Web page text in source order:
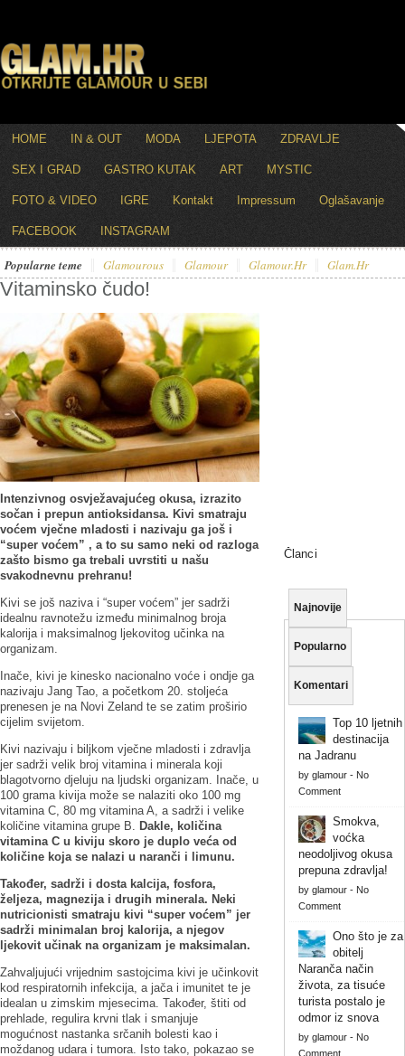
HOME IN & OUT MODA LJEPOTA ZDRAVLJE
SEX I GRAD GASTRO KUTAK ART MYSTIC
FOTO & VIDEO IGRE Kontakt Impressum Oglašavanje
FACEBOOK INSTAGRAM
Popularne teme Glamourous Glamour Glamour.hr Glam.hr
Vitaminsko čudo!
Intenzivnog osvježavajućeg okusa, izrazito
sočan i prepun antioksidansa. Kivi smatraju
voćem vječne mladosti i nazivaju ga još i
“super voćem” , a to su samo neki od razloga
zašto bismo ga trebali uvrstiti u našu
svakodnevnu prehranu!
Kivi se još naziva i “super voćem” jer sadrži
idealnu ravnotežu između minimalnog broja
kalorija i maksimalnog ljekovitog učinka na
organizam.
Inače, kivi je kinesko nacionalno voće i ondje ga
nazivaju Jang Tao, a početkom 20. stoljeća
prenesen je na Novi Zeland te se zatim proširio
cijelim svijetom.
Kivi nazivaju i biljkom vječne mladosti i zdravlja
jer sadrži velik broj vitamina i minerala koji
blagotvorno djeluju na ljudski organizam. Inače, u
100 grama kivija može se nalaziti oko 100 mg
vitamina C, 80 mg vitamina A, a sadrži i velike
količine vitamina grupe B.
Dakle, količina
vitamina C u kiviju skoro je duplo veća od
količine koja se nalazi u naranči i limunu.
Također, sadrži i dosta kalcija, fosfora,
željeza, magnezija i drugih minerala. Neki
nutricionisti smatraju kivi “super voćem” jer
sadrži minimalan broj kalorija, a njegov
ljekovit učinak na organizam je maksimalan.
Zahvaljujući vrijednim sastojcima kivi je učinkovit
kod respiratornih infekcija, a jača i imunitet te je
idealan u zimskim mjesecima. Također, štiti od
prehlade, regulira krvni tlak i smanjuje
mogućnost nastanka srčanih bolesti kao i
moždanog udara i tumora. Isto tako, pokazao se
Članci
Najnovije
Popularno
Komentari
Top 10 ljetnih
destinacija
na Jadranu
by glamour- No
Comment
Smokva,
voćka
neodoljivog okusa
prepuna zdravlja!
by glamour- No
Comment
Ono što je za
obitelj
Naranča način
života, za tisuće
turista postalo je
odmor iz snova
by glamour- No
Comment